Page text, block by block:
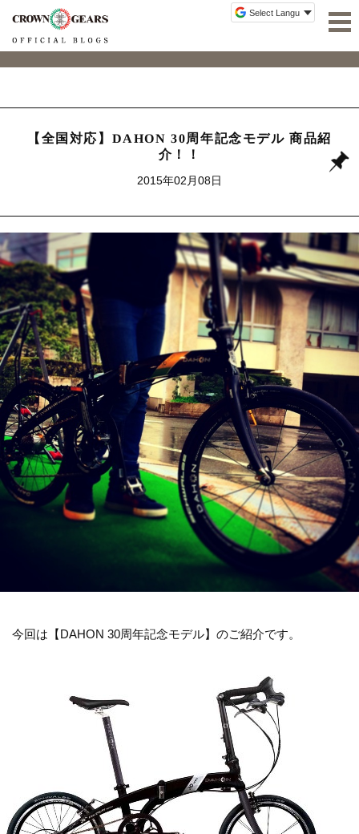
【全国対応】DAHON 30周年記念モデル 商品紹
介！！
2015年02月08日
今回は【DAHON 30周年記念モデル】のご紹介です。